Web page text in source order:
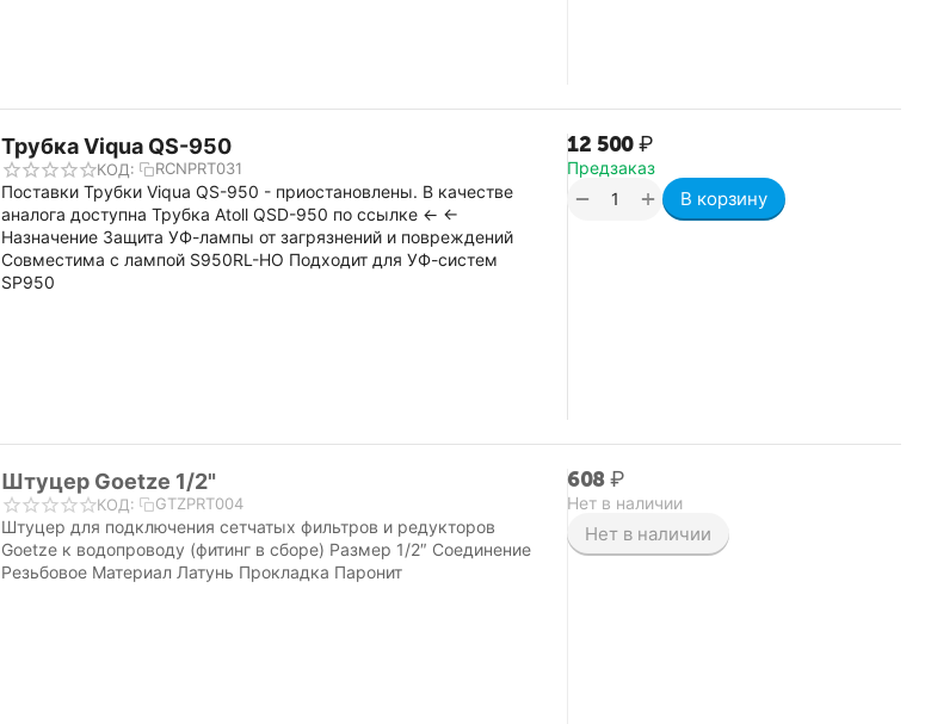
Трубка Viqua QS-950
КОД: RCNPRT031
Поставки Трубки Viqua QS-950 - приостановлены. В качестве
аналога доступна Трубка Atoll QSD-950 по ссылке ← ←
Назначение Защита УФ-лампы от загрязнений и повреждений
Совместима с лампой S950RL-HO Подходит для УФ-систем
SP950
12 500₽
Предзаказ
+
− В корзину
Штуцер Goetze 1/2"
КОД: GTZPRT004
Штуцер для подключения сетчатых фильтров и редукторов
Goetze к водопроводу (фитинг в сборе) Размер 1/2″ Соединение
Резьбовое Материал Латунь Прокладка Паронит
‍608‍₽
Нет в наличии
Нет в наличии